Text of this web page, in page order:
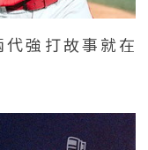
強打故事就在